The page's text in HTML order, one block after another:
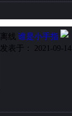
离线 谁是小手指
发表于： 2021-09-14